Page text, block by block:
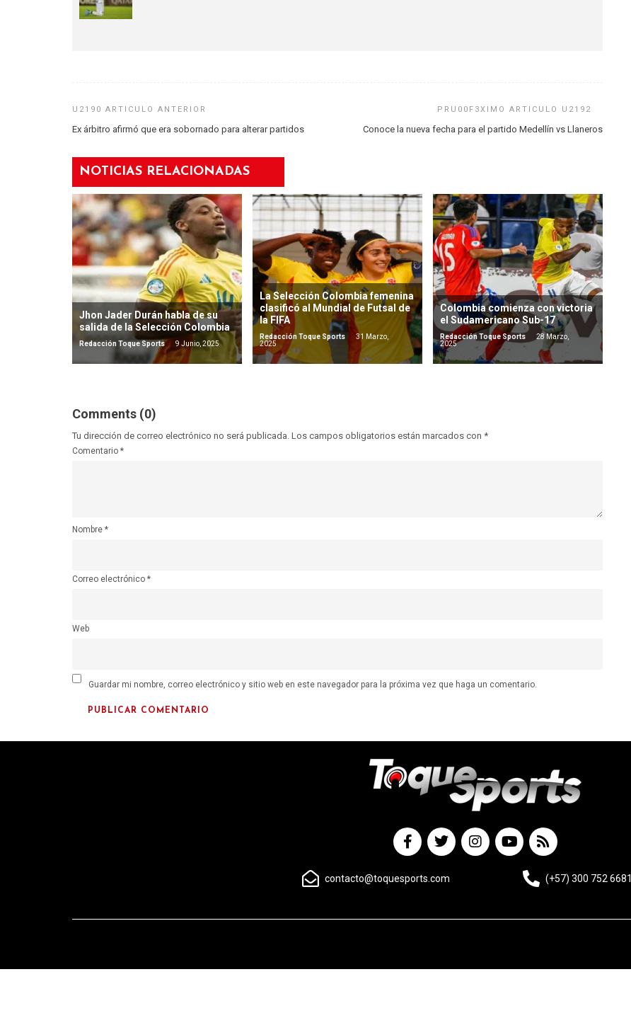
Ex árbitro afirmó que era sobornado para alterar partidos Conoce la nueva fecha para el partido Medellín vs Llaneros
NOTICIAS RELACIONADAS
Jhon Jader Durán habla de su
salida de la Selección Colombia
Redacción Toque Sports 9 Junio, 2025
La Selección Colombia femenina
clasificó al Mundial de Futsal de
la FIFA
Redacción Toque Sports
31 Marzo,
2025
Colombia comienza con victoria
el Sudamericano Sub-17
Redacción Toque Sports
28 Marzo,
2025
Comments (0)
Tu dirección de correo electrónico no será publicada. Los campos obligatorios están marcados con *
Comentario *
Nombre *
Correo electrónico *
Web
Guardar mi nombre, correo electrónico y sitio web en este navegador para la próxima vez que haga un comentario.
contacto@toquesports.com (+57) 300 752 6681